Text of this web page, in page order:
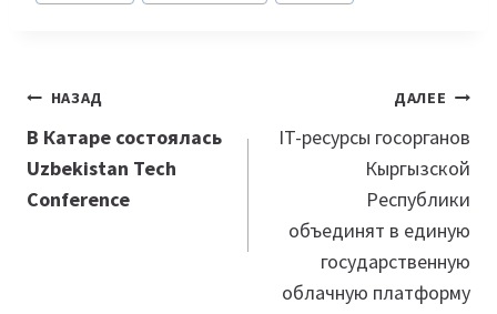
Навигация
по
записям
НАЗАД
В Катаре состоялась
Uzbekistan Tech
Conference
ДАЛЕЕ
IT-ресурсы госорганов
Кыргызской
Республики
объединят в единую
государственную
облачную платформу